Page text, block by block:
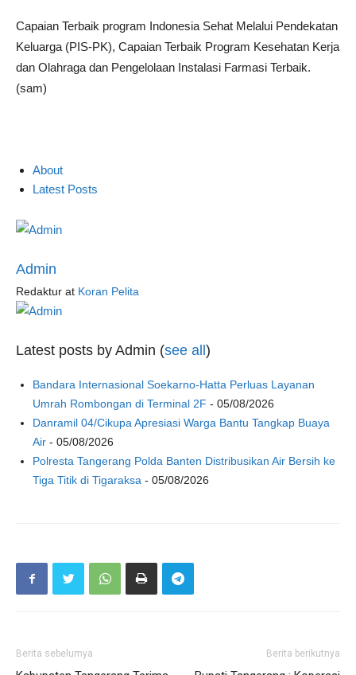
Capaian Terbaik program Indonesia Sehat Melalui Pendekatan
Keluarga (PIS-PK), Capaian Terbaik Program Kesehatan Kerja
dan Olahraga dan Pengelolaan Instalasi Farmasi Terbaik.
(sam)
About
Latest Posts
Admin
Redaktur at Koran Pelita
Latest posts by Admin (see all )
Bandara Internasional Soekarno-Hatta Perluas Layanan
Umrah Rombongan di Terminal 2F - 05/08/2026
Danramil 04/Cikupa Apresiasi Warga Bantu Tangkap Buaya
Air - 05/08/2026
Polresta Tangerang Polda Banten Distribusikan Air Bersih ke
Tiga Titik di Tigaraksa - 05/08/2026
Berita sebelumya Berita berikutnya